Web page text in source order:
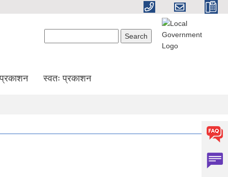
प्रकाशन स्वतः प्रकाशन